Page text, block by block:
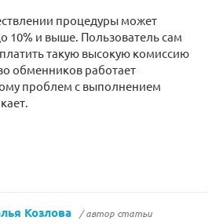
процедуры может
10% и выше. Пользователь сам
такую высокую комиссию
обменников работает
проблем с выполнением
Козлова / автор статьи